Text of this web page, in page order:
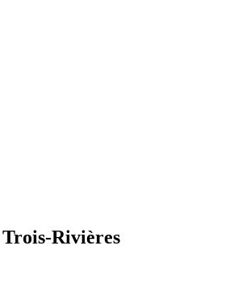
Trois-Rivières